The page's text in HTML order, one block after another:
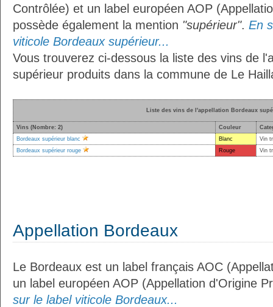
Contrôlée) et un label européen AOP
possède également la mention "supérieur". En
viticole Bordeaux supérieur...
Vous trouverez ci-dessous la liste des vins de
supérieur produits dans la commune de Le
Liste des vins de l'appellation Bordeaux
Vins (Nombre: 2) Couleur
Bordeaux supérieur blanc
Blanc
Vin
Bordeaux supérieur rouge
Rouge Vin
Appellation Bordeaux
Le Bordeaux est un label français AOC
un label européen AOP (Appellation d'Origine
sur le label viticole Bordeaux...